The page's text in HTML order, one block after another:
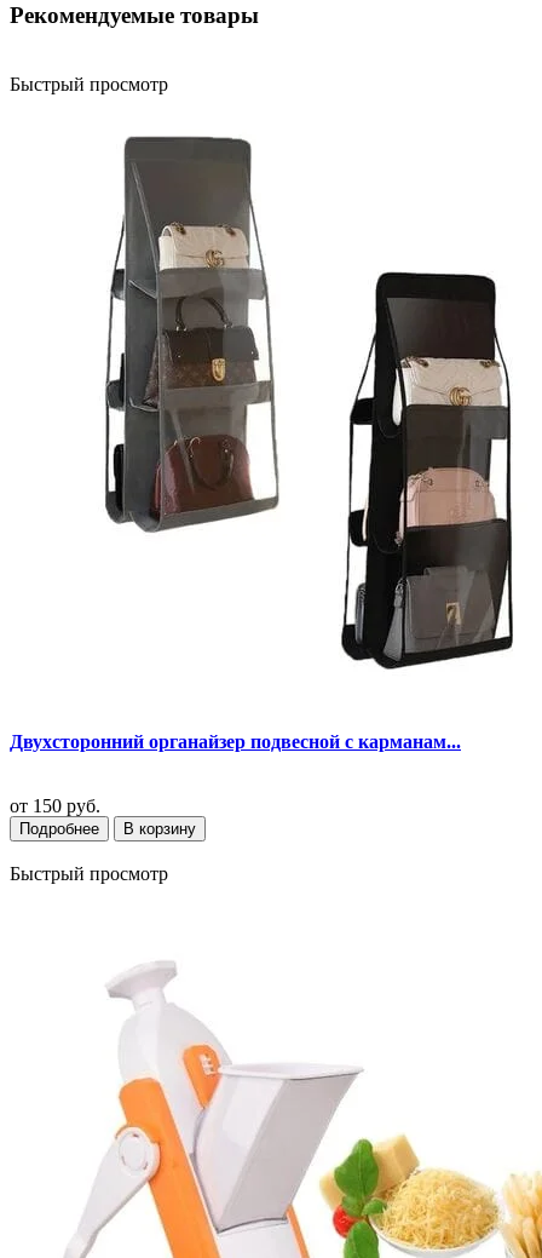
Рекомендуемые товары
Быстрый просмотр
Двухсторонний органайзер подвесной с карманам...
от 150 руб.
Подробнее В корзину
Быстрый просмотр